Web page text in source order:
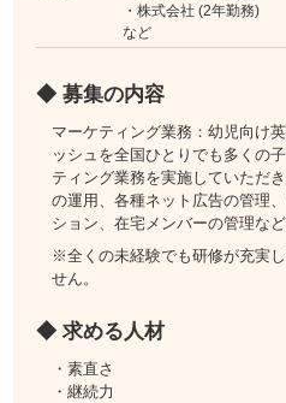
・株式会社 (2年勤務)
など
◆ 募集の内容
マーケティング業務：幼児向け
ッシュを全国ひとりでも多くの
ティング業務を実施していただ
の運用、各種ネット広告の管理
ション、在宅メンバーの管理な
※全くの未経験でも研修が充実
せん。
◆ 求める人材
・素直さ
・継続力